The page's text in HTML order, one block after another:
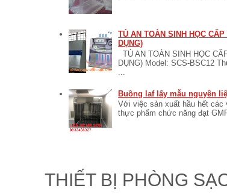
TỦ AN TOÀN SINH HỌC
DỤNG)
TỦ AN TOÀN SINH HỌC
DỤNG) Model: SCS-BSC12
...
Buồng laf lấy mẫu nguyên
Với việc sản xuất hầu hết
thực phẩm chức năng đạt
THIẾT BỊ PHÒNG